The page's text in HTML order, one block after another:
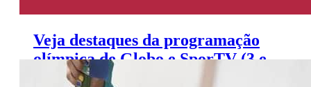
Veja destaques da programação
olímpica de Globo e SporTV (3 e
4 de agosto)